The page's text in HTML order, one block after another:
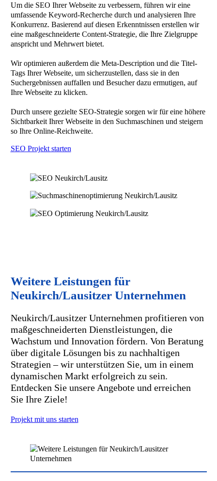
Um die SEO Ihrer Webseite zu verbessern, führen wir eine
umfassende Keyword-Recherche durch und analysieren Ihre
Konkurrenz. Basierend auf diesen Erkenntnissen erstellen wir
eine maßgeschneiderte Content-Strategie, die Ihre Zielgruppe
anspricht und Mehrwert bietet.
Wir optimieren außerdem die Meta-Description und die Titel-
Tags Ihrer Webseite, um sicherzustellen, dass sie in den
Suchergebnissen auffallen und Besucher dazu ermutigen, auf
Ihre Webseite zu klicken.
Durch unsere gezielte SEO-Strategie sorgen wir für eine höhere
Sichtbarkeit Ihrer Webseite in den Suchmaschinen und steigern
so Ihre Online-Reichweite.
SEO Projekt starten
Weitere Leistungen für
Neukirch/Lausitzer Unternehmen
Neukirch/Lausitzer Unternehmen profitieren von
maßgeschneiderten Dienstleistungen, die
Wachstum und Innovation fördern. Von Beratung
über digitale Lösungen bis zu nachhaltigen
Strategien – wir unterstützen Sie, um in einem
dynamischen Markt erfolgreich zu sein.
Entdecken Sie unsere Angebote und erreichen
Sie Ihre Ziele!
Projekt mit uns starten